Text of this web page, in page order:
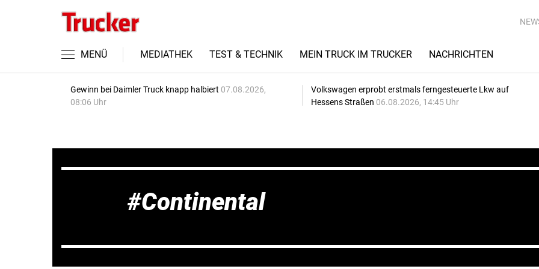
MENÜ MEDIATHEK TEST & TECHNIK MEIN TRUCK IM TRUCKER NACHRICHTEN
Gewinn bei Daimler Truck knapp halbiert 07.08.2026,
08:06 Uhr
Volkswagen erprobt erstmals ferngesteuerte Lkw auf
Hessens Straßen 06.08.2026, 14:45 Uhr
Continental